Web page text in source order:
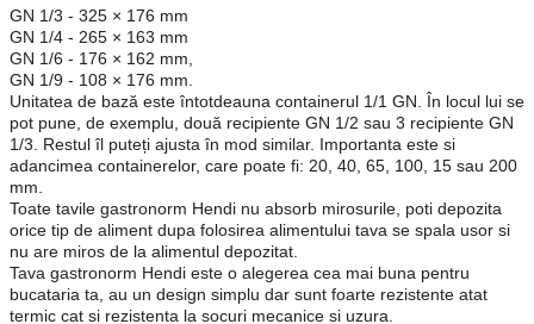
GN 1/3 - 325 × 176 mm
GN 1/4 - 265 × 163 mm
GN 1/6 - 176 × 162 mm,
GN 1/9 - 108 × 176 mm.
Unitatea de bază este întotdeauna containerul 1/1 GN. În locul lui se
pot pune, de exemplu, două recipiente GN 1/2 sau 3 recipiente GN
1/3. Restul îl puteți ajusta în mod similar. Importanta este si
adancimea containerelor, care poate fi: 20, 40, 65, 100, 15 sau 200
mm.
Toate tavile gastronorm Hendi nu absorb mirosurile, poti depozita
orice tip de aliment dupa folosirea alimentului tava se spala usor si
nu are miros de la alimentul depozitat.
Tava gastronorm Hendi este o alegerea cea mai buna pentru
bucataria ta, au un design simplu dar sunt foarte rezistente atat
termic cat si rezistenta la socuri mecanice si uzura.